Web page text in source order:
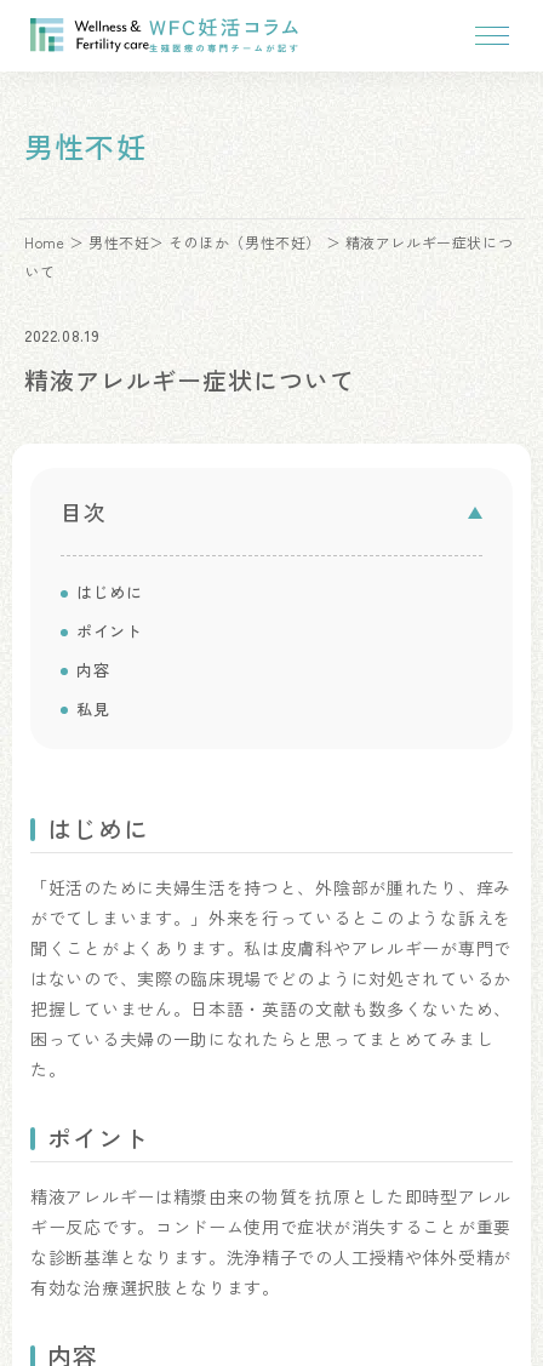
男性不妊
Home 男性不妊 そのほか（男性不妊）
精液アレルギー症状につ
いて
2022.08.19
精液アレルギー症状について
目次
はじめに
ポイント
内容
私見
はじめに
「妊活のために夫婦生活を持つと、外陰部が腫れたり、痒み
がでてしまいます。」外来を行っているとこのような訴えを
聞くことがよくあります。私は皮膚科やアレルギーが専門で
はないので、実際の臨床現場でどのように対処されているか
把握していません。日本語・英語の文献も数多くないため、
困っている夫婦の一助になれたらと思ってまとめてみまし
た。
ポイント
精液アレルギーは精漿由来の物質を抗原とした即時型アレル
ギー反応です。コンドーム使用で症状が消失することが重要
な診断基準となります。洗浄精子での人工授精や体外受精が
有効な治療選択肢となります。
内容